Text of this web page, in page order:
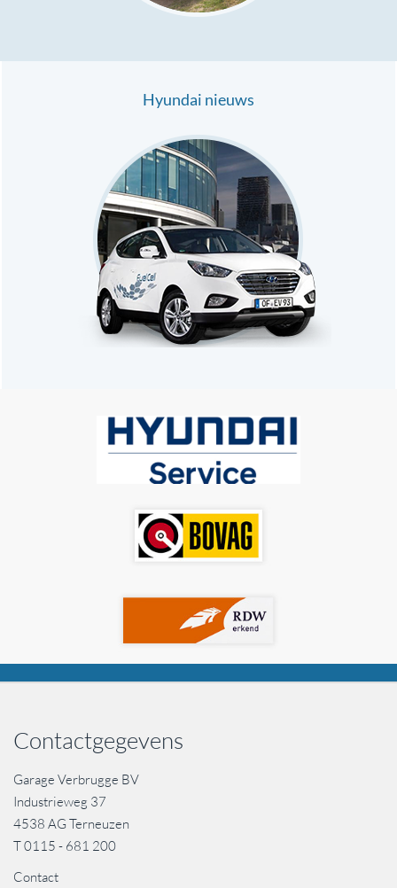
Hyundai nieuws
Contactgegevens
Garage Verbrugge BV
Industrieweg 37
4538 AG Terneuzen
T0115 - 681 200
Contact